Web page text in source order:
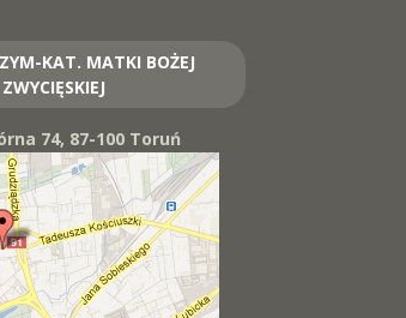
KAT. MATKI BOŻEJ
ZWYCIĘSKIEJ
74, 87-100 Toruń